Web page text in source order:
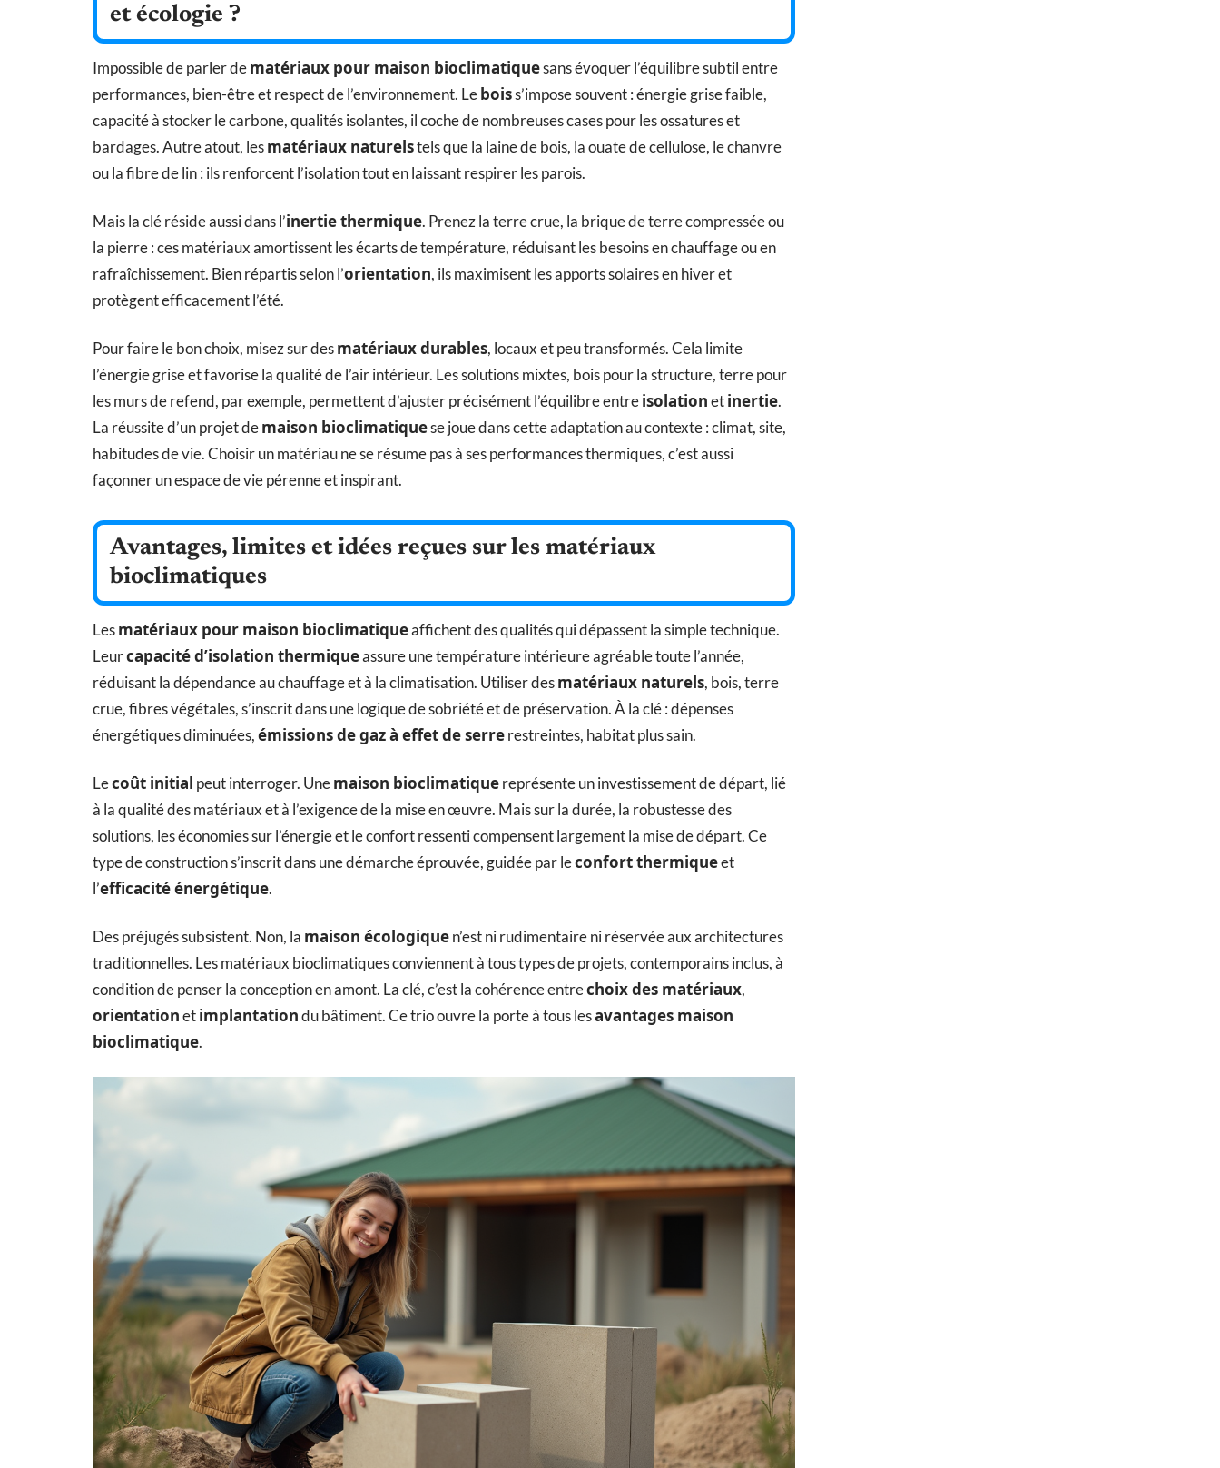
et écologie ?
Impossible de parler dematériaux pour maison bioclimatiquesans évoquer l’équilibre subtil entre
performances, bien-être et respect de l’environnement. Leboiss’impose souvent : énergie grise faible,
capacité à stocker le carbone, qualités isolantes, il coche de nombreuses cases pour les ossatures et
bardages. Autre atout, lesmatériaux naturelstels que la laine de bois, la ouate de cellulose, le chanvre
ou la fibre de lin : ils renforcent l’isolation tout en laissant respirer les parois.
Mais la clé réside aussi dans l’inertie thermique. Prenez la terre crue, la brique de terre compressée ou
la pierre : ces matériaux amortissent les écarts de température, réduisant les besoins en chauffage ou en
rafraîchissement. Bien répartis selon l’orientation, ils maximisent les apports solaires en hiver et
protègent efficacement l’été.
Pour faire le bon choix, misez sur desmatériaux durables, locaux et peu transformés. Cela limite
l’énergie grise et favorise la qualité de l’air intérieur. Les solutions mixtes, bois pour la structure, terre pour
les murs de refend, par exemple, permettent d’ajuster précisément l’équilibre entreisolationetinertie.
La réussite d’un projet demaison bioclimatiquese joue dans cette adaptation au contexte : climat, site,
habitudes de vie. Choisir un matériau ne se résume pas à ses performances thermiques, c’est aussi
façonner un espace de vie pérenne et inspirant.
Avantages, limites et idées reçues sur les matériaux
bioclimatiques
Lesmatériaux pour maison bioclimatiqueaffichent des qualités qui dépassent la simple technique.
Leurcapacité d’isolation thermiqueassure une température intérieure agréable toute l’année,
réduisant la dépendance au chauffage et à la climatisation. Utiliser desmatériaux naturels, bois, terre
crue, fibres végétales, s’inscrit dans une logique de sobriété et de préservation. À la clé : dépenses
énergétiques diminuées,émissions de gaz à effet de serrerestreintes, habitat plus sain.
Lecoût initial peut interroger. Unemaison bioclimatiquereprésente un investissement de départ, lié
à la qualité des matériaux et à l’exigence de la mise en œuvre. Mais sur la durée, la robustesse des
solutions, les économies sur l’énergie et le confort ressenti compensent largement la mise de départ. Ce
type de construction s’inscrit dans une démarche éprouvée, guidée par leconfort thermiqueet
l’efficacité énergétique.
Des préjugés subsistent. Non, la maison écologiquen’est ni rudimentaire ni réservée aux architectures
traditionnelles. Les matériaux bioclimatiques conviennent à tous types de projets, contemporains inclus, à
condition de penser la conception en amont. La clé, c’est la cohérence entrechoix des matériaux,
orientationetimplantationdu bâtiment. Ce trio ouvre la porte à tous lesavantages maison
bioclimatique.